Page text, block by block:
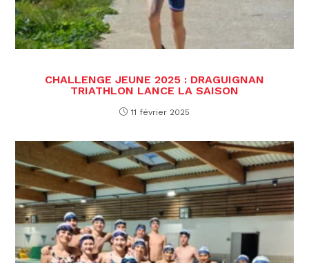
CHALLENGE JEUNE 2025 : DRAGUIGNAN
TRIATHLON LANCE LA SAISON
11 février 2025